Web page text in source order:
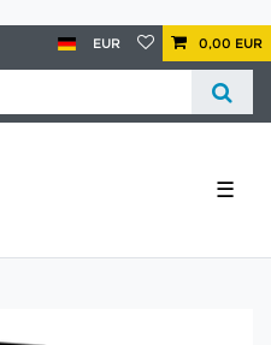
EUR 0,00 EUR
☰